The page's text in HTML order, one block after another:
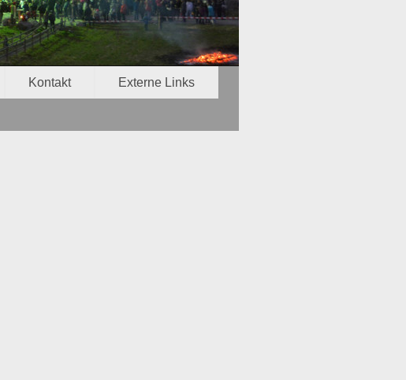
Kontakt Externe Links